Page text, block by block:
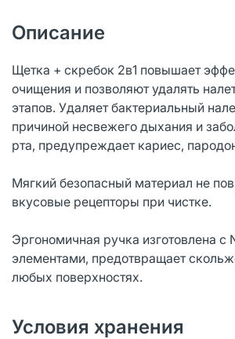
Описание
Щетка + скребок 2в1 повышает
очищения и позволяют удалять
этапов. Удаляет бактериальный
причиной несвежего дыхания и
рта, предупреждает кариес,
Мягкий безопасный материал не
вкусовые рецепторы при чистке.
Эргономичная ручка изготовлена с
элементами, предотвращает
любых поверхностях.
Условия хранения